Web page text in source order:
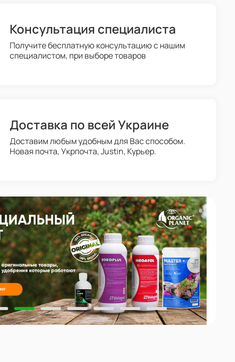
Консультация специалиста
Получите бесплатную консультацию с нашим
специалистом, при выборе товаров
Доставка по всей Украине
Доставим любым удобным для Вас способом.
Новая почта, Укрпочта, Justin, Курьер.